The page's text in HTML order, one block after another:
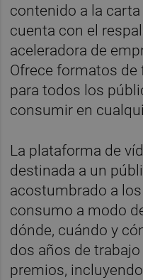
contenido a la
cuenta con el
aceleradora de
Ofrece formatos
para todos los
consumir en
La plataforma de
destinada a un
acostumbrado a
consumo a modo
dónde, cuándo y
dos años de trabajo
premios,